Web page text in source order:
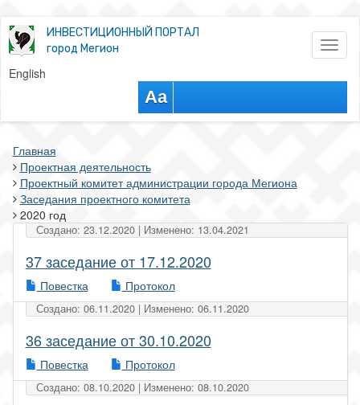
ИНВЕСТИЦИОННЫЙ ПОРТАЛ
город Мегион
English
Aa
Главная
Проектная деятельность
Проектный комитет администрации города Мегиона
Заседания проектного комитета
2020 год
Создано: 23.12.2020 | Изменено: 13.04.2021
37 заседание от 17.12.2020
Повестка Протокол
Создано: 06.11.2020 | Изменено: 06.11.2020
36 заседание от 30.10.2020
Повестка Протокол
Создано: 08.10.2020 | Изменено: 08.10.2020